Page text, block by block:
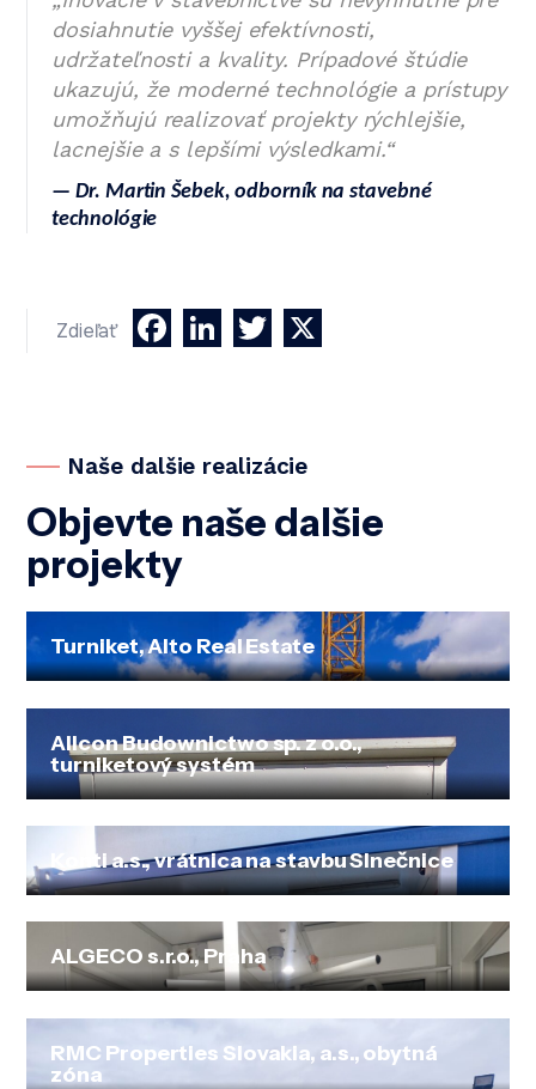
Zdieľať Facebook
LinkedIn
Twitter
dosiahnutie vyššej efektívnosti,
udržateľnosti a kvality. Prípadové štúdie
ukazujú, že moderné technológie a prístupy
umožňujú realizovať projekty rýchlejšie,
lacnejšie a s lepšími výsledkami.“
— Dr. Martin Šebek, odborník na stavebné
technológie
Naše dalšie realizácie
Objevte naše dalšie
projekty
Turniket, Alto Real Estate
Allcon Budownictwo sp. z o.o.,
turniketový systém
Konti a.s., vrátnica na stavbu Slnečnice
ALGECO s.r.o., Praha
RMC Properties Slovakia, a.s., obytná
zóna